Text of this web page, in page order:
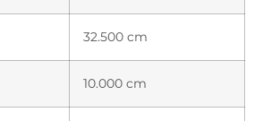
32.500 cm
10.000 cm